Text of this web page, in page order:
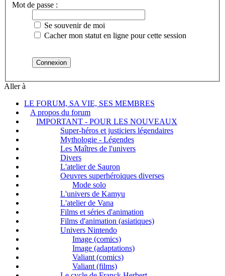
Mot de passe :
Se souvenir de moi
Cacher mon statut en ligne pour cette session
Aller à
LE FORUM, SA VIE, SES MEMBRES
A propos du forum
IMPORTANT - POUR LES NOUVEAUX
Super-héros et justiciers légendaires
Mythologie - Légendes
Les Maîtres de l'univers
Divers
L'atelier de Sauron
Oeuvres superhéroiques diverses
Mode solo
L'univers de Kamyu
L'atelier de Vana
Films et séries d'animation
Films d'animation (asiatiques)
Univers Nintendo
Image (comics)
Image (adaptations)
Valiant (comics)
Valiant (films)